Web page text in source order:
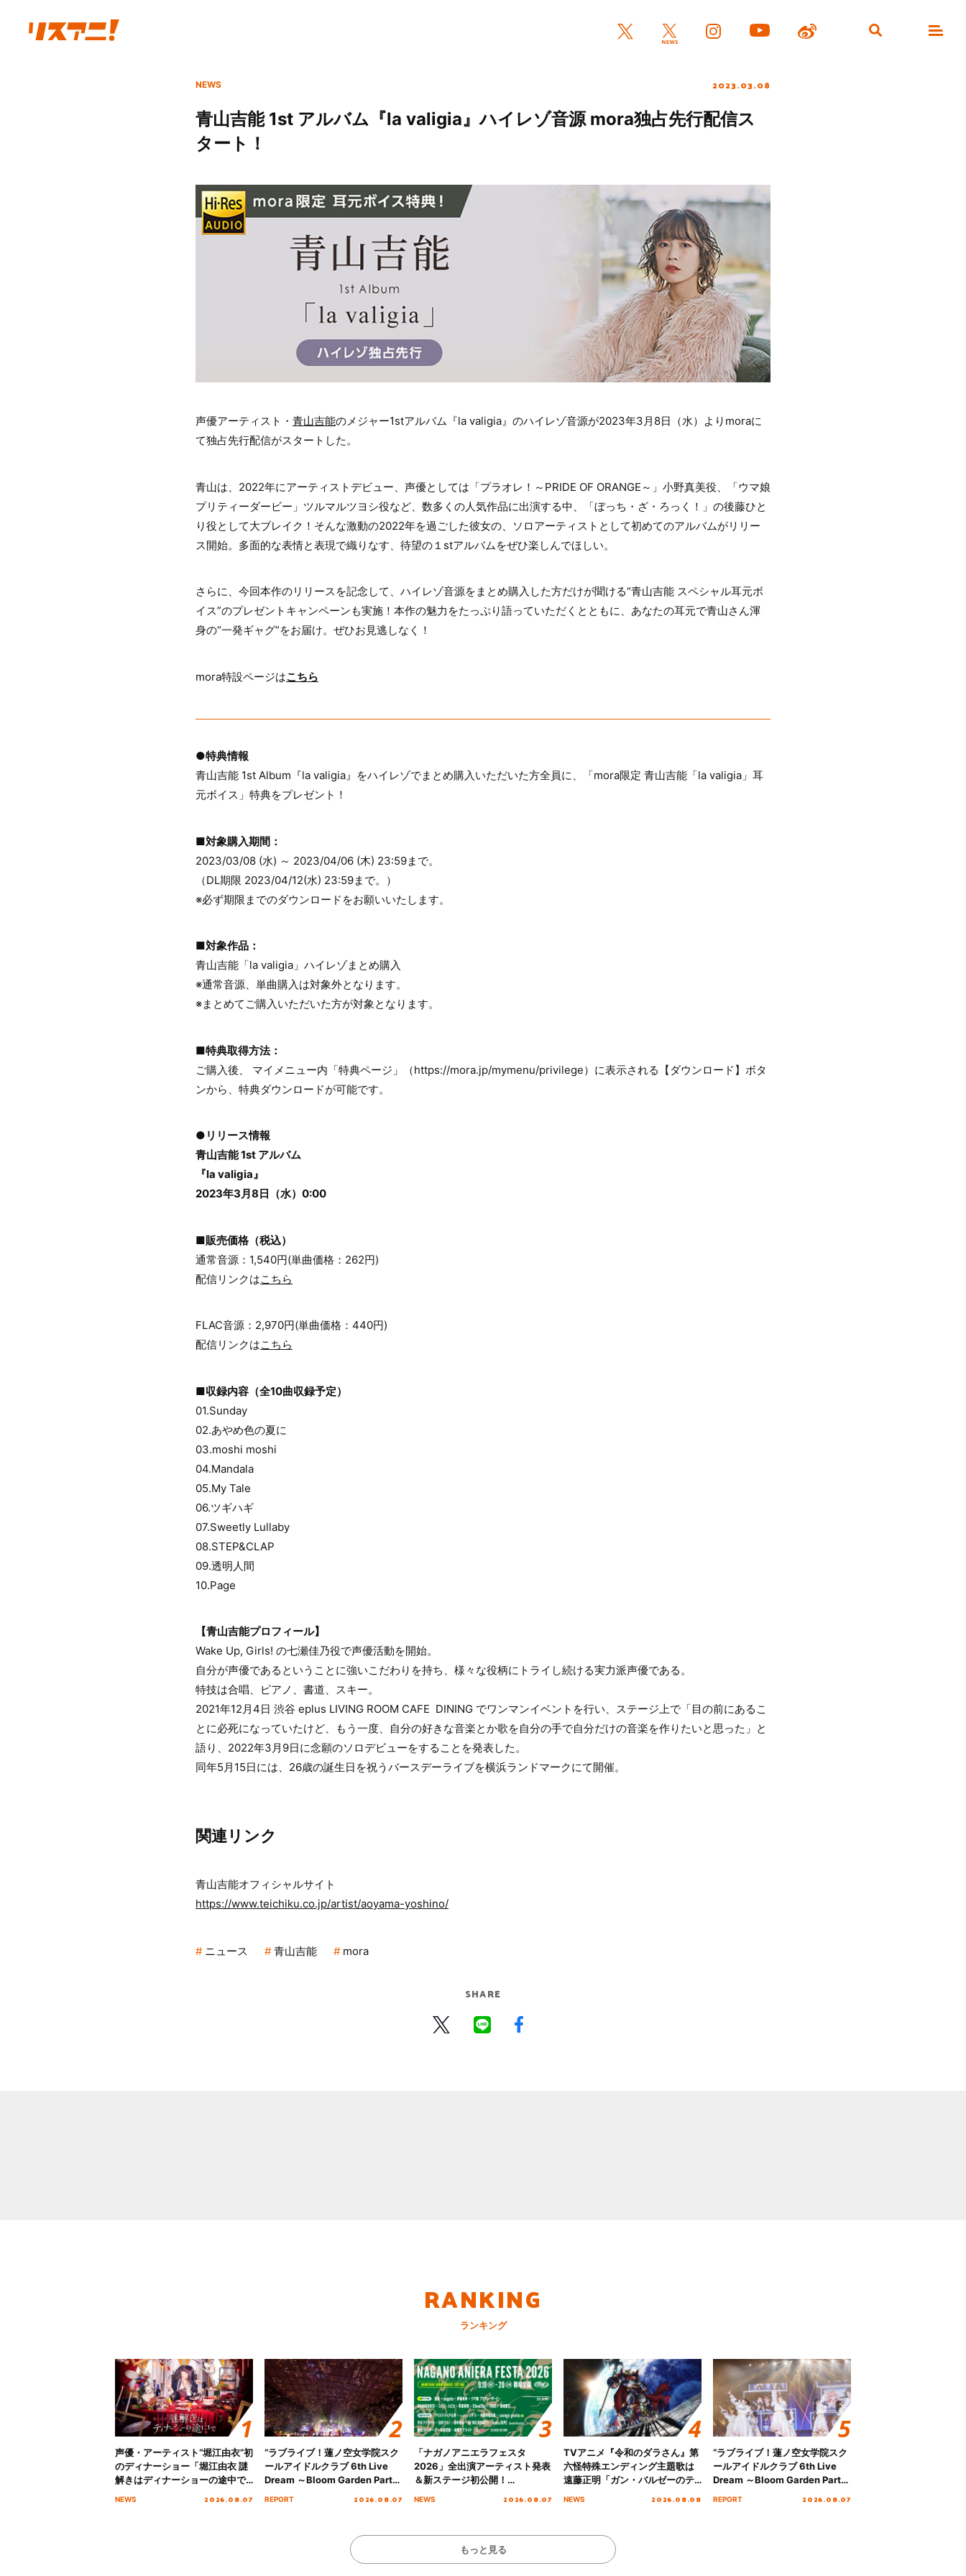
NEWS 2023.03.08
青山吉能 1st アルバム『la valigia』ハイレゾ音源 mora独占先行配信ス
タート！
声優アーティスト・ 青山吉能のメジャー1stアルバム『la valigia』のハイレゾ音源が2023年3月8日（水）よりmoraに
て独占先行配信がスタートした。
青山は、2022年にアーティストデビュー、声優としては「プラオレ！～PRIDE OF ORANGE～」小野真美役、「ウマ娘
プリティーダービー」ツルマルツヨシ役など、数多くの人気作品に出演する中、「ぼっち・ざ・ろっく！」の後藤ひと
り役として大ブレイク！そんな激動の2022年を過ごした彼女の、ソロアーティストとして初めてのアルバムがリリー
ス開始。多面的な表情と表現で織りなす、待望の１stアルバムをぜひ楽しんでほしい。
さらに、今回本作のリリースを記念して、ハイレゾ音源をまとめ購入した方だけが聞ける“青山吉能 スペシャル耳元ボ
イス”のプレゼントキャンペーンも実施！本作の魅力をたっぷり語っていただくとともに、あなたの耳元で青山さん渾
身の“一発ギャグ”をお届け。ぜひお見逃しなく！
mora特設ページはこちら
●特典情報
青山吉能 1st Album『la valigia』をハイレゾでまとめ購入いただいた方全員に、「mora限定 青山吉能「la valigia」耳
元ボイス」特典をプレゼント！
■対象購入期間：
2023/03/08 (水) ～ 2023/04/06 (木) 23:59まで。
（DL期限 2023/04/12(水) 23:59まで。）
※必ず期限までのダウンロードをお願いいたします。
■対象作品：
青山吉能「la valigia」ハイレゾまとめ購入
※通常音源、単曲購入は対象外となります。
※まとめてご購入いただいた方が対象となります。
■特典取得方法：
ご購入後、 マイメニュー内「特典ページ」（https://mora.jp/mymenu/privilege）に表示される【ダウンロード】ボタ
ンから、特典ダウンロードが可能です。
●リリース情報
青山吉能 1st アルバム
『la valigia』
2023年3月8日（水）0:00
■販売価格（税込）
通常音源：1,540円(単曲価格：262円)
配信リンクはこちら
FLAC音源：2,970円(単曲価格：440円)
配信リンクはこちら
■収録内容（全10曲収録予定）
01.Sunday
02.あやめ色の夏に
03.moshi moshi
04.Mandala
05.My Tale
06.ツギハギ
07.Sweetly Lullaby
08.STEP&CLAP
09.透明人間
10.Page
【青山吉能プロフィール】
Wake Up, Girls! の七瀬佳乃役で声優活動を開始。
自分が声優であるということに強いこだわりを持ち、様々な役柄にトライし続ける実力派声優である。
特技は合唱、ピアノ、書道、スキー。
2021年12月4日 渋谷 eplus LIVING ROOM CAFE DINING でワンマンイベントを行い、ステージ上で「目の前にあるこ
とに必死になっていたけど、もう一度、自分の好きな音楽とか歌を自分の手で自分だけの音楽を作りたいと思った」と
語り、2022年3月9日に念願のソロデビューをすることを発表した。
同年5月15日には、26歳の誕生日を祝うバースデーライブを横浜ランドマークにて開催。
関連リンク
青山吉能オフィシャルサイト
https://www.teichiku.co.jp/artist/aoyama-yoshino/
ニュース 青山吉能 mora
SHARE
RANKING
ランキング
声優・アーティスト“堀江由衣”初
のディナーショー「堀江由衣 謎
解きはディナーショーの途中で
NEWS 2026.08.07
“ラブライブ！蓮ノ空女学院スク
ールアイドルクラブ 6th Live
Dream ～Bloom Garden Party
REPORT 2026.08.07
「ナガノアニエラフェスタ
2026」全出演アーティスト発表
＆新ステージ初公開！
NEWS 2026.08.07
TVアニメ『令和のダラさん』第
六怪特殊エンディング主題歌は
遠藤正明「ガン・バルゼーのテ
NEWS 2026.08.08
“ラブライブ！蓮ノ空女学院スク
ールアイドルクラブ 6th Live
Dream ～Bloom Garden Party
REPORT 2026.08.07
もっと見る